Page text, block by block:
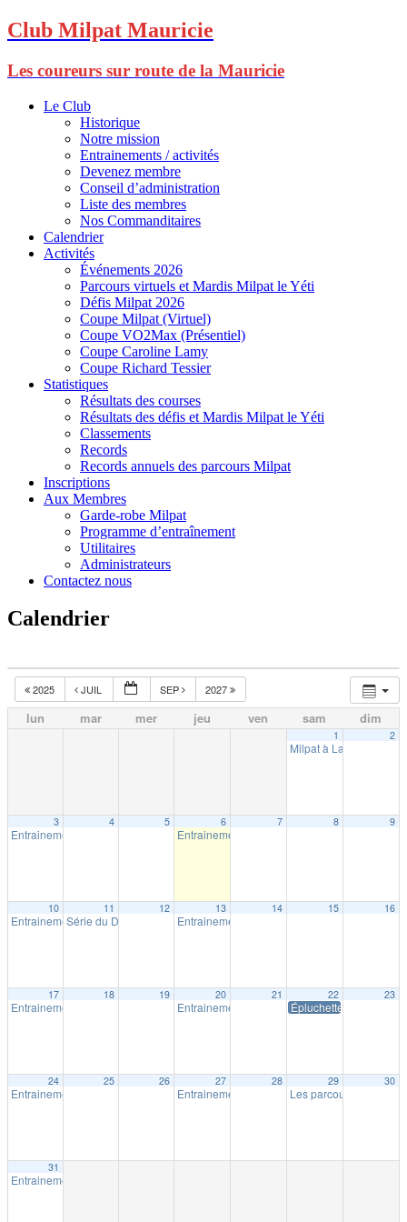
Club Milpat Mauricie
Les coureurs sur route de la Mauricie
Le Club
Historique
Notre mission
Entrainements / activités
Devenez membre
Conseil d’administration
Liste des membres
Nos Commanditaires
Calendrier
Activités
Événements 2026
Parcours virtuels et Mardis Milpat le Yéti
Défis Milpat 2026
Coupe Milpat (Virtuel)
Coupe VO2Max (Présentiel)
Coupe Caroline Lamy
Coupe Richard Tessier
Statistiques
Résultats des courses
Résultats des défis et Mardis Milpat le Yéti
Classements
Records
Records annuels des parcours Milpat
Inscriptions
Aux Membres
Garde-robe Milpat
Programme d’entraînement
Utilitaires
Administrateurs
Contactez nous
Calendrier
2025 JUIL SEP 2027
lun mar mer jeu ven sam dim
1
Milpat à La Tuque
2
3
Entrainement extérieur à Shawinigan18:30
4 5 6
Entrainement extérieur à Shawinigan
7 8 9
10
Entrainement extérieur à Shawinigan18:30
11
Série du Diable – Saison 19 – Course # 4
12 13
Entrainement extérieur à Shawinigan
14 15 16
17
Entrainement extérieur à Shawinigan18:30
18 19 20
Entrainement extérieur à Shawinigan
21 22
Épluchette Milpat
23
24
Entrainement extérieur à Shawinigan18:30
25 26 27
Entrainement extérieur à Shawinigan
28 29
Les parcours Milpat
30
31
Entrainement extérieur à Shawinigan